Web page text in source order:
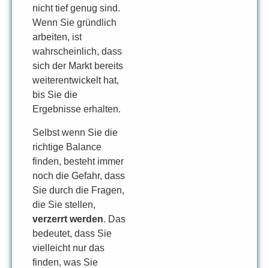
nicht tief genug sind.
Wenn Sie gründlich
arbeiten, ist
wahrscheinlich, dass
sich der Markt bereits
weiterentwickelt hat,
bis Sie die
Ergebnisse erhalten.
Selbst wenn Sie die
richtige Balance
finden, besteht immer
noch die Gefahr, dass
Sie durch die Fragen,
die Sie stellen,
verzerrt werden. Das
bedeutet, dass Sie
vielleicht nur das
finden, was Sie